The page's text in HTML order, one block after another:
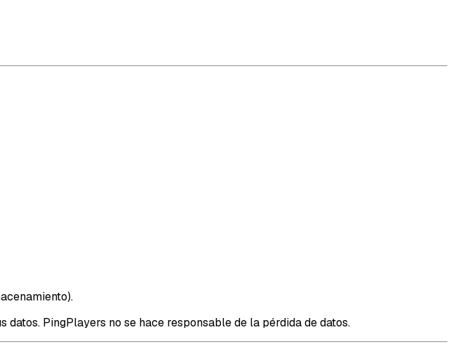
PingPlayers no se hace responsable de la pérdida de datos.